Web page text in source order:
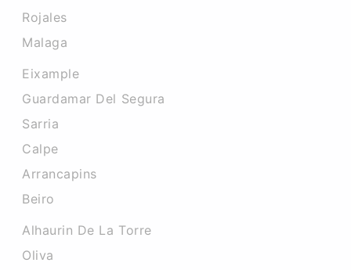
Rojales
Malaga
Eixample
Guardamar Del Segura
Sarria
Calpe
Arrancapins
Beiro
Alhaurin De La Torre
Oliva